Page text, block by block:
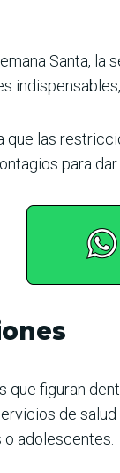
Santa, la
que las
para
que figuran
de
adolescentes.